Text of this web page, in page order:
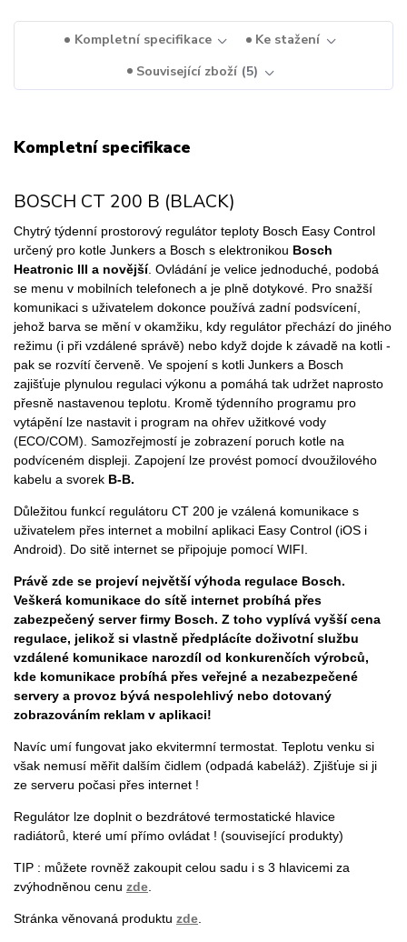
Kompletní specifikace
Ke stažení
Související zboží 5
Kompletní specifikace
BOSCH CT 200 B (BLACK)
Chytrý týdenní prostorový regulátor teploty Bosch Easy Control
určený pro kotle Junkers a Bosch s elektronikou Bosch
Heatronic III a novější. Ovládání je velice jednoduché, podobá
se menu v mobilních telefonech a je plně dotykové. Pro snažší
komunikaci s uživatelem dokonce používá zadní podsvícení,
jehož barva se mění v okamžiku, kdy regulátor přechází do jiného
režimu (i při vzdálené správě) nebo když dojde k závadě na kotli -
pak se rozvítí červeně. Ve spojení s kotli Junkers a Bosch
zajišťuje plynulou regulaci výkonu a pomáhá tak udržet naprosto
přesně nastavenou teplotu. Kromě týdenního programu pro
vytápění lze nastavit i program na ohřev užitkové vody
(ECO/COM). Samozřejmostí je zobrazení poruch kotle na
podvíceném displeji. Zapojení lze provést pomocí dvoužilového
kabelu a svorek B-B.
Důležitou funkcí regulátoru CT 200 je vzálená komunikace s
uživatelem přes internet a mobilní aplikaci Easy Control (iOS i
Android). Do sitě internet se připojuje pomocí WIFI.
Právě zde se projeví největší výhoda regulace Bosch.
Veškerá komunikace do sítě internet probíhá přes
zabezpečený server firmy Bosch. Z toho vyplívá vyšší cena
regulace, jelikož si vlastně předplácíte doživotní službu
vzdálené komunikace narozdíl od konkurenčích výrobců,
kde komunikace probíhá přes veřejné a nezabezpečené
servery a provoz bývá nespolehlivý nebo dotovaný
zobrazováním reklam v aplikaci!
Navíc umí fungovat jako ekvitermní termostat. Teplotu venku si
však nemusí měřit dalším čidlem (odpadá kabeláž). Zjišťuje si ji
ze serveru počasi přes internet !
Regulátor lze doplnit o bezdrátové termostatické hlavice
radiátorů, které umí přímo ovládat ! (související produkty)
TIP : můžete rovněž zakoupit celou sadu i s 3 hlavicemi za
zvýhodněnou cenu zde
Stránka věnovaná produktu zde